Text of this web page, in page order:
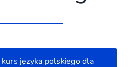
języka polskiego dla